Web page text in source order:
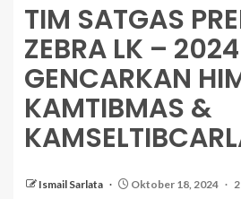
TIM SATGAS
ZEBRA LK – 2024
GENCARKAN
KAMTIBMAS &
Ismail Sarlata Oktober 18, 2024